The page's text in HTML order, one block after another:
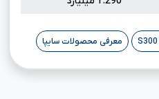
معرفی محصولات سایپا